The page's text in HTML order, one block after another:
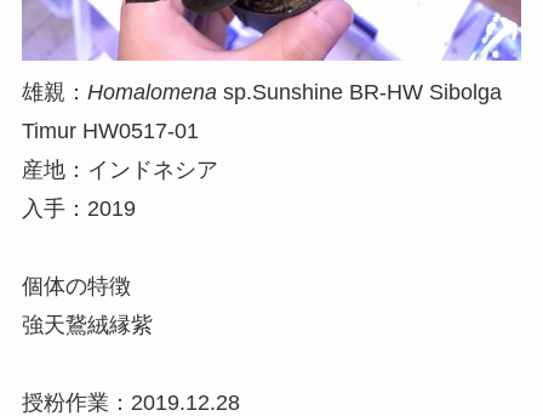
雄親： Homalomena sp.Sunshine BR-HW Sibolga
Timur HW0517-01
産地：インドネシア
入手：2019
個体の特徴
強天鵞絨縁紫
授粉作業：2019.12.28